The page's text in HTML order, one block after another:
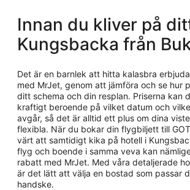
Innan du kliver på
Kungsbacka från
Det är en barnlek att hitta kalasbra
med MrJet, genom att jämföra och se hur
ditt schema och din resplan. Priserna kan
kraftigt beroende på vilket datum och
avgår, så det är alltid ett plus om dina
flexibla. När du bokar din flygbiljett till
värt att samtidigt kika på hotell i
flyg och boende i samma veva kan
rabatt med MrJet. Med våra detaljerade
är det lätt att välja en bostad som passar
handske.